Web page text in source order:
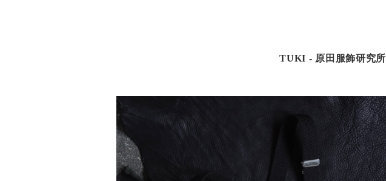
TUKI - 原田服飾研究